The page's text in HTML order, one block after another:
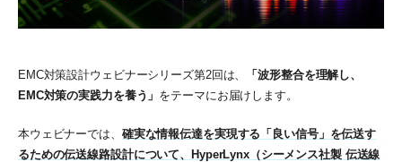
EMC対策設計ウェビナーシリーズ第2回は、
「波形整合を理解し、
EMC対策の実践力を養う」 をテーマにお届けします。
本ウェビナーでは、 確実な情報伝達を実現する「良い信号」を伝送す
るための伝送線路設計について、HyperLynx（シーメンス社製 伝送線